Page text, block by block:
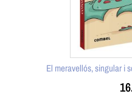
El meravellós, singular i